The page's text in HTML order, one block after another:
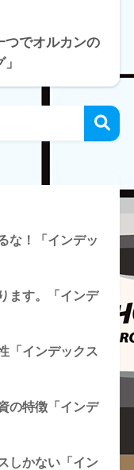
つでオルカンの
な！「インデッ
ます。「インデ
「インデックス
の特徴「インデ
しかない「イン